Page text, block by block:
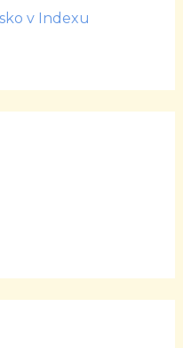
v Indexu